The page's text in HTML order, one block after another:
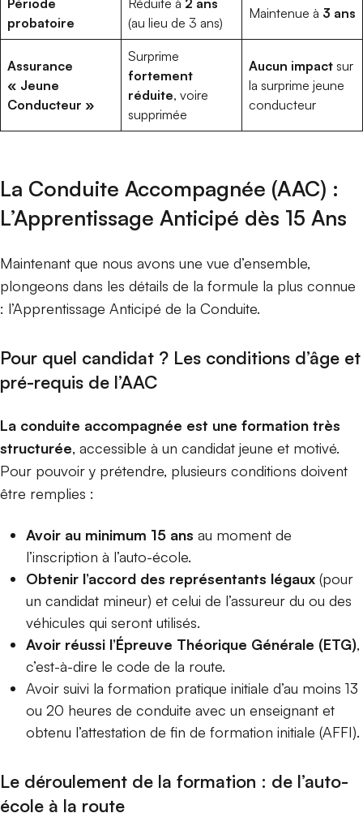
Période
probatoire
Réduite à 2 ans
(au lieu de 3 ans)
Maintenue à 3 ans
Assurance
« Jeune
Conducteur »
Surprime
fortement
réduite, voire
supprimée
Aucun impact sur
la surprime jeune
conducteur
La Conduite Accompagnée (AAC) :
L’Apprentissage Anticipé dès 15 Ans
Maintenant que nous avons une vue d’ensemble,
plongeons dans les détails de la formule la plus connue
: l’Apprentissage Anticipé de la Conduite.
Pour quel candidat ? Les conditions d’âge et
pré-requis de l’AAC
La conduite accompagnée est une formation très
structurée, accessible à un candidat jeune et motivé.
Pour pouvoir y prétendre, plusieurs conditions doivent
être remplies :
Avoir au minimum 15 ans au moment de
l’inscription à l’auto-école.
Obtenir l’accord des représentants légaux (pour
un candidat mineur) et celui de l’assureur du ou des
véhicules qui seront utilisés.
Avoir réussi l’Épreuve Théorique Générale (ETG),
c’est-à-dire le code de la route.
Avoir suivi la formation pratique initiale d’au moins 13
ou 20 heures de conduite avec un enseignant et
obtenu l’attestation de fin de formation initiale (AFFI).
Le déroulement de la formation : de l’auto-
école à la route